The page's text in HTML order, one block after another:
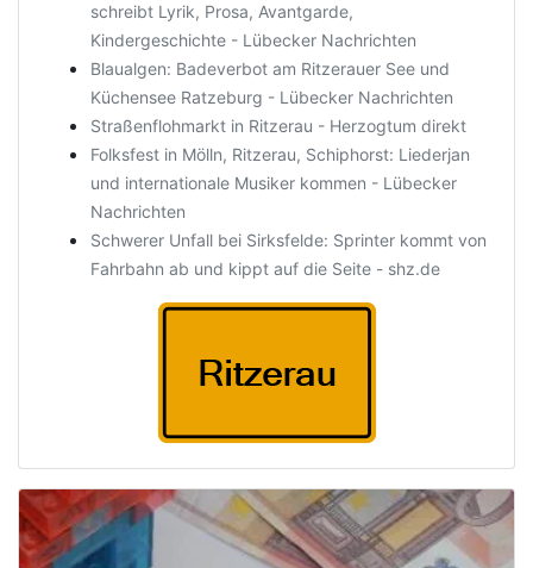
schreibt Lyrik, Prosa, Avantgarde,
Kindergeschichte - Lübecker Nachrichten
Blaualgen: Badeverbot am Ritzerauer See und
Küchensee Ratzeburg - Lübecker Nachrichten
Straßenflohmarkt in Ritzerau - Herzogtum direkt
Folksfest in Mölln, Ritzerau, Schiphorst: Liederjan
und internationale Musiker kommen - Lübecker
Nachrichten
Schwerer Unfall bei Sirksfelde: Sprinter kommt von
Fahrbahn ab und kippt auf die Seite - shz.de